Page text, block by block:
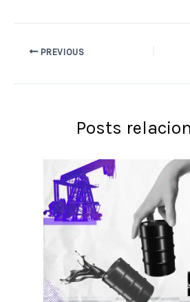
PREVIOUS
Posts